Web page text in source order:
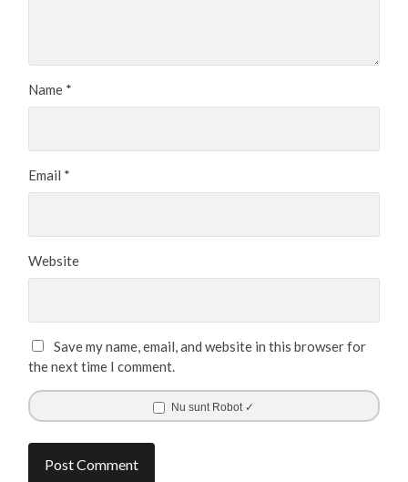
Name *
Email *
Website
Save my name, email, and website in this browser for
the next time I comment.
Nu sunt Robot ✓